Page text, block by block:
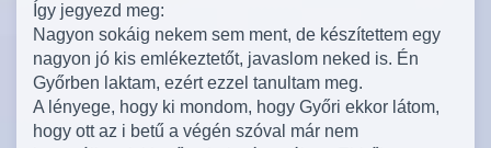
Így jegyezd meg:
Nagyon sokáig nekem sem ment, de készítettem egy
nagyon jó kis emlékeztetőt, javaslom neked is. Én
Győrben laktam, ezért ezzel tanultam meg.
A lényege, hogy ki mondom, hogy Győri ekkor látom,
hogy ott az i betű a végén szóval már nem